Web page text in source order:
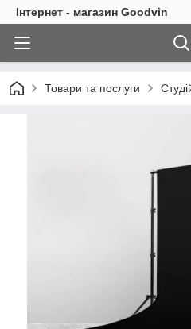
Інтернет - магазин Goodvin
Товари та послуги